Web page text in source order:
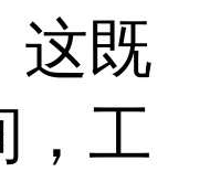
这既
，工